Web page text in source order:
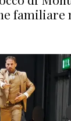
familiare